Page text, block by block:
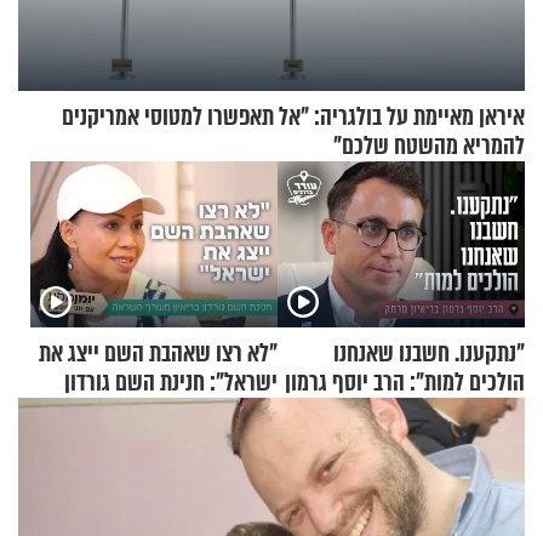
איראן מאיימת על בולגריה: "אל תאפשרו למטוסי אמריקנים
להמריא מהשטח שלכם"
"נתקענו. חשבנו שאנחנו
הולכים למות": הרב יוסף גרמון
בריאיון מרתק
"לא רצו שאהבת השם ייצג את
ישראל": חנינת השם גורדון
בריאיון מעורר השראה